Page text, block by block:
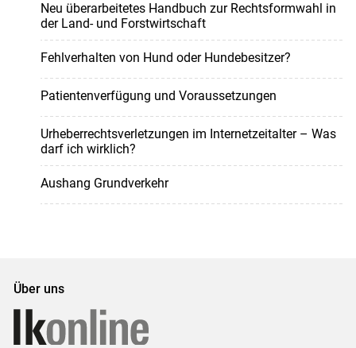
Neu überarbeitetes Handbuch zur Rechtsformwahl in
der Land- und Forstwirtschaft
Fehlverhalten von Hund oder Hundebesitzer?
Patientenverfügung und Voraussetzungen
Urheberrechtsverletzungen im Internetzeitalter – Was
darf ich wirklich?
Aushang Grundverkehr
Über uns